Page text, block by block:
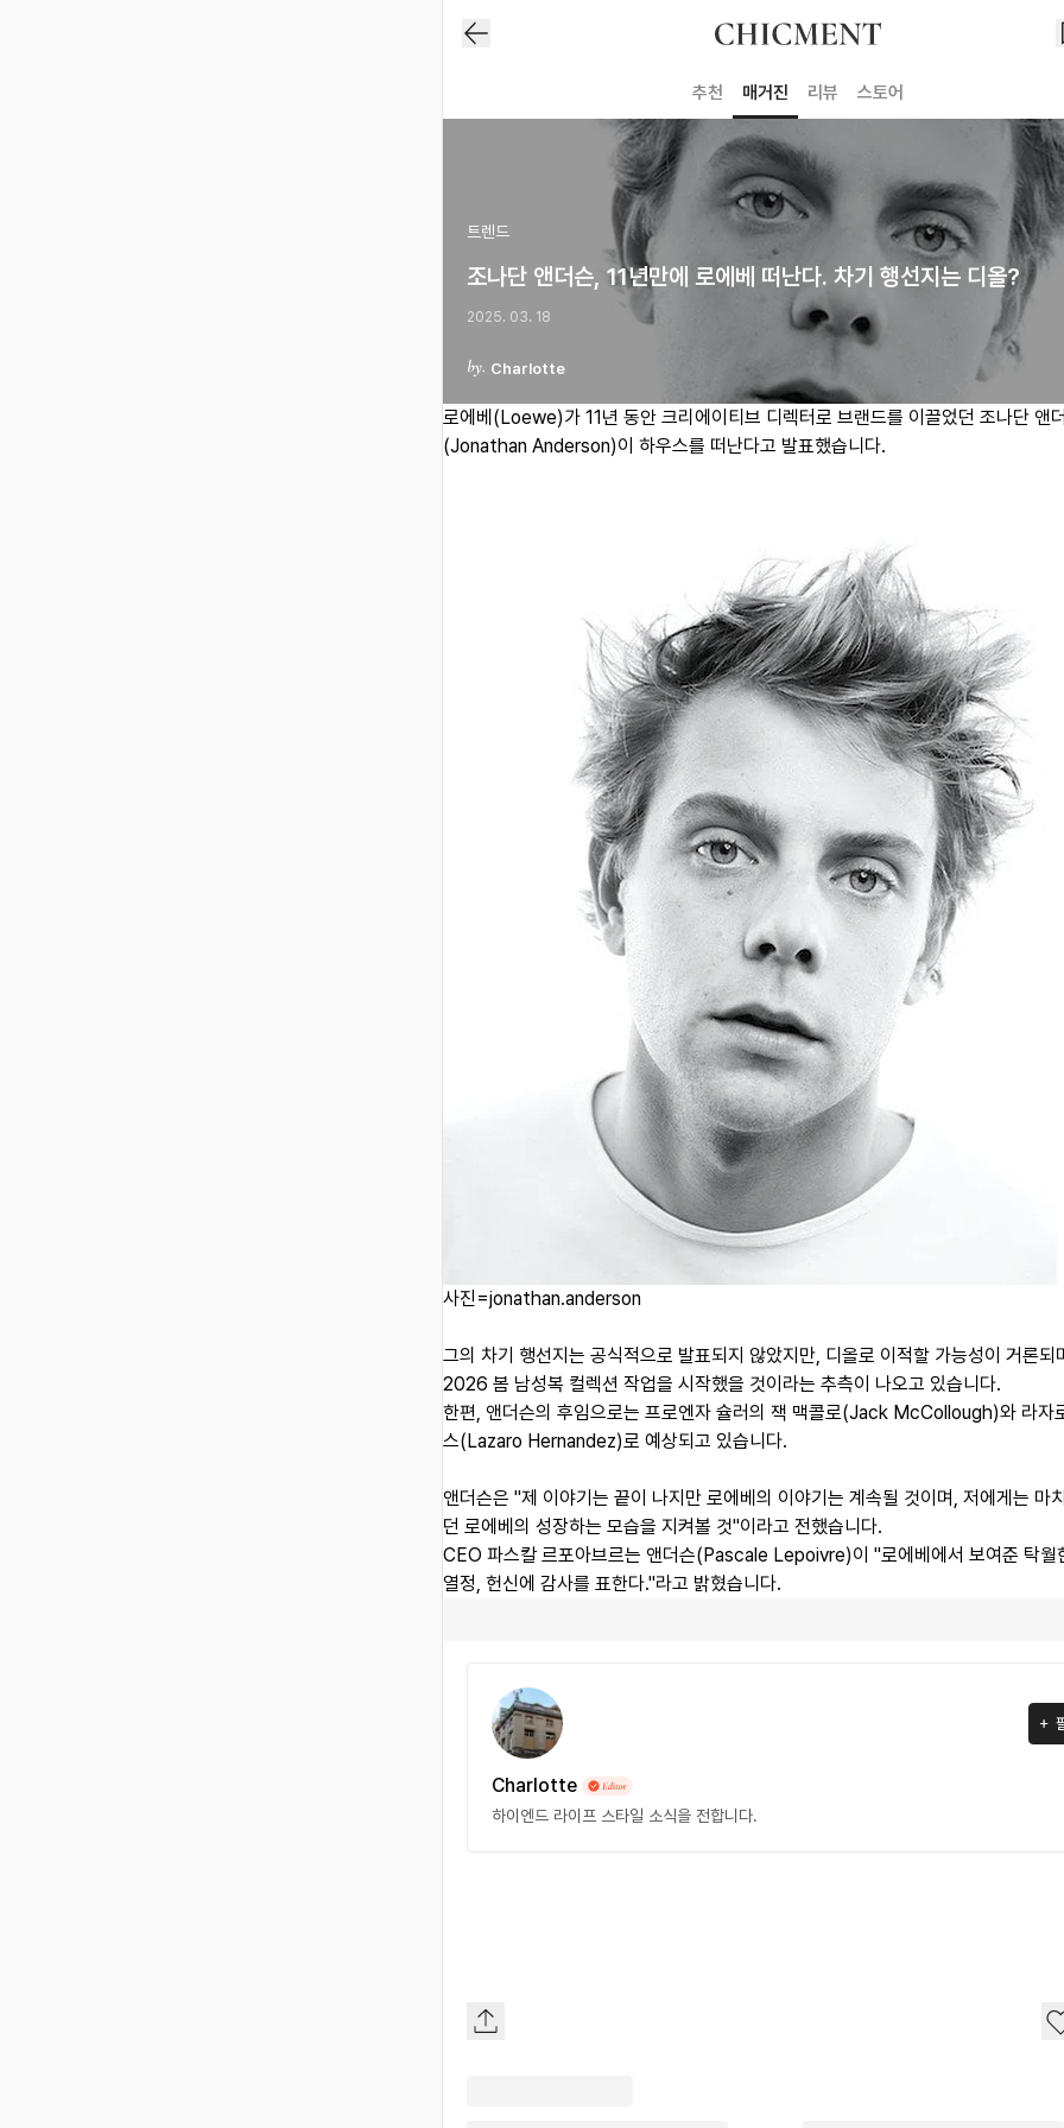
추천 매거진 리뷰 스토어
트렌드
조나단 앤더슨, 11년만에 로에베 떠난다. 차기 행선지는 디올?
2025. 03. 18
Charlotte
로에베(Loewe)가 11년 동안 크리에이티브 디렉터로 브랜드를 이끌었던 조나단 앤
(Jonathan Anderson)이 하우스를 떠난다고 발표했습니다.
사진=jonathan.anderson
그의 차기 행선지는 공식적으로 발표되지 않았지만, 디올로 이적할 가능성이 거론되
2026 봄 남성복 컬렉션 작업을 시작했을 것이라는 추측이 나오고 있습니다.
한편, 앤더슨의 후임으로는 프로엔자 슐러의 잭 맥콜로(Jack McCollough)와 라자
스(Lazaro Hernandez)로 예상되고 있습니다.
앤더슨은 "제 이야기는 끝이 나지만 로에베의 이야기는 계속될 것이며, 저에게는 마
던 로에베의 성장하는 모습을 지켜볼 것"이라고 전했습니다.
CEO 파스칼 르포아브르는 앤더슨(Pascale Lepoivre)이 "로에베에서 보여준 탁월
열정, 헌신에 감사를 표한다."라고 밝혔습니다.
Charlotte
하이엔드 라이프 스타일 소식을 전합니다.